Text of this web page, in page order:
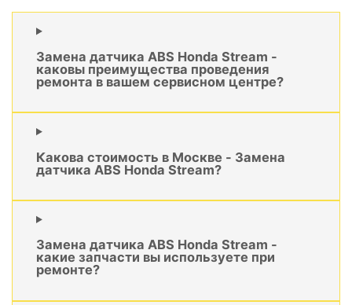
Замена датчика ABS Honda Stream -
каковы преимущества проведения
ремонта в вашем сервисном центре?
Какова стоимость в Москве - Замена
датчика ABS Honda Stream?
Замена датчика ABS Honda Stream -
какие запчасти вы используете при
ремонте?